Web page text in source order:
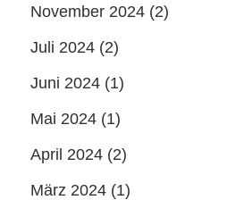
November 2024 (2)
Juli 2024 (2)
Juni 2024 (1)
Mai 2024 (1)
April 2024 (2)
März 2024 (1)